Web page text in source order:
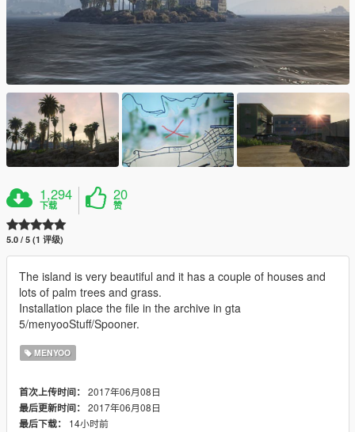
1,294
下载
20
赞
5.0 / 5 (1 评级)
The island is very beautiful and it has a couple of houses and
lots of palm trees and grass.
Installation place the file in the archive in gta
5/menyooStuff/Spooner.
MENYOO
首次上传时间： 2017年06月08日
最后更新时间： 2017年06月08日
最后下载：
14小时前